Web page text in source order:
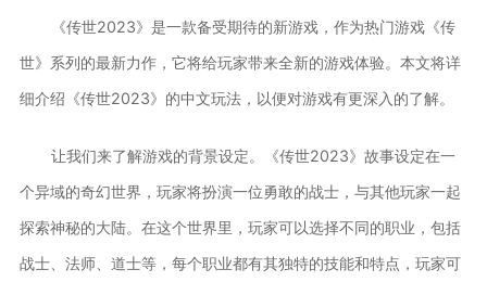
《传世2023》是一款备受期待的新游戏，作为热门游戏《传
世》系列的最新力作，它将给玩家带来全新的游戏体验。本文将详
细介绍《传世2023》的中文玩法，以便对游戏有更深入的了解。
让我们来了解游戏的背景设定。《传世2023》故事设定在一
个异域的奇幻世界，玩家将扮演一位勇敢的战士，与其他玩家一起
探索神秘的大陆。在这个世界里，玩家可以选择不同的职业，包括
战士、法师、道士等，每个职业都有其独特的技能和特点，玩家可